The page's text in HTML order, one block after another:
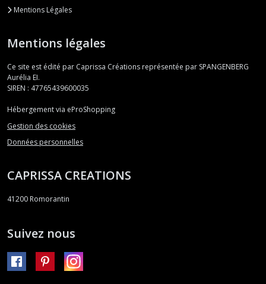
Mentions Légales
Mentions légales
Ce site est édité par Caprissa Créations représentée par SPANGENBERG
Aurélia EI.
SIREN : 47765439600035
Hébergement via eProShopping
Gestion des cookies
Données personnelles
CAPRISSA CREATIONS
41200 Romorantin
Suivez nous